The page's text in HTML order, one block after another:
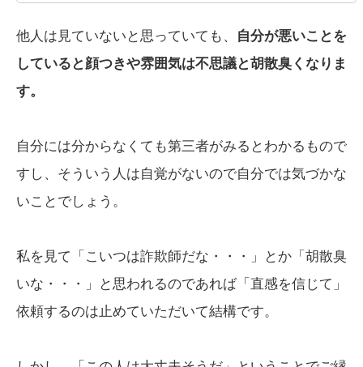
他人は見ていないと思っていても、
自分が悪いことを
していると顔つきや雰囲気は不思議と胡散臭くなりま
す。
自分には分からなくても第三者がみるとわかるもので
すし、そういう人は自覚がないので自分では気づかな
いことでしょう。
私を見て「こいつは詐欺師だな・・・」とか「胡散臭
いな・・・」と思われるのであれば「直感を信じて」
依頼するのは止めていただいて結構です。